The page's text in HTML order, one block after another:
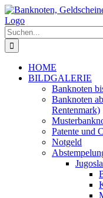
Zum
Inhalt
springen
Suche
nach:
HOME
BILDGALERIE
Banknoten
Banknoten
Rentenmark)
Patente und
Notgeld